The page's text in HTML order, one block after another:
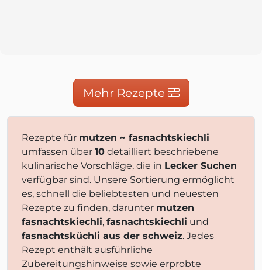
Mehr Rezepte
Rezepte für mutzen ~ fasnachtskiechli
umfassen über 10 detailliert beschriebene
kulinarische Vorschläge, die in Lecker Suchen
verfügbar sind. Unsere Sortierung ermöglicht
es, schnell die beliebtesten und neuesten
Rezepte zu finden, darunter mutzen
fasnachtskiechli, fasnachtskiechli und
fasnachtsküchli aus der schweiz. Jedes
Rezept enthält ausführliche
Zubereitungshinweise sowie erprobte